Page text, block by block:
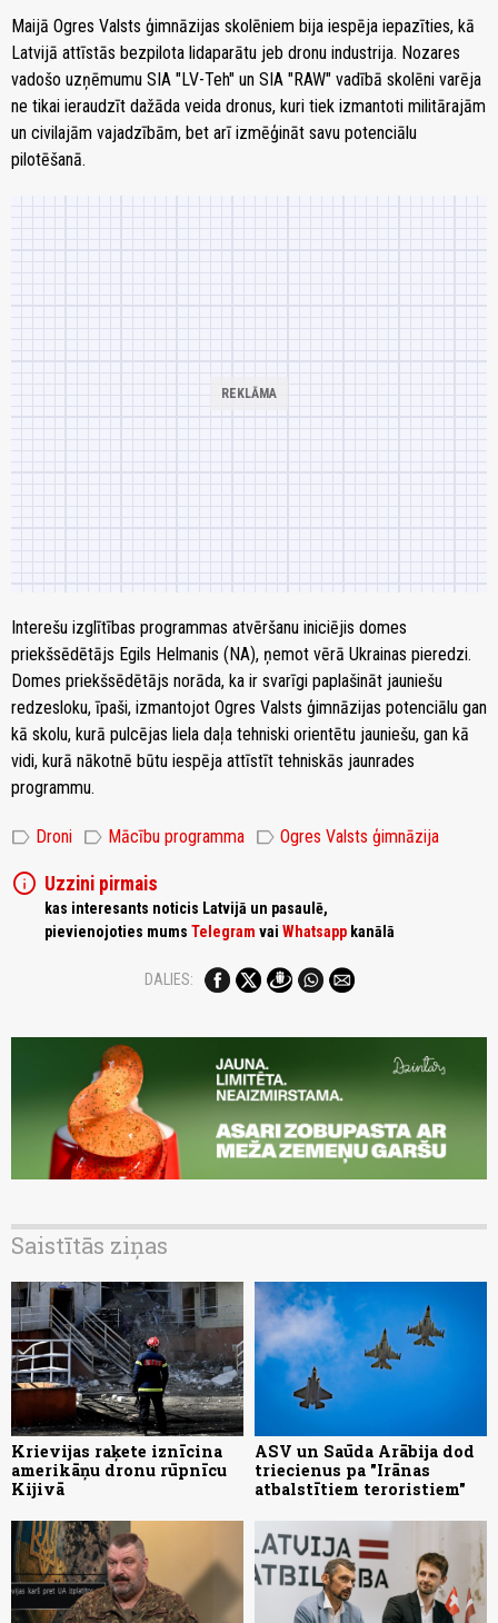
Maijā Ogres Valsts ģimnāzijas skolēniem bija iespēja iepazīties, kā
Latvijā attīstās bezpilota lidaparātu jeb dronu industrija. Nozares
vadošo uzņēmumu SIA "LV-Teh" un SIA "RAW" vadībā skolēni varēja
ne tikai ieraudzīt dažāda veida dronus, kuri tiek izmantoti militārajām
un civilajām vajadzībām, bet arī izmēģināt savu potenciālu
pilotēšanā.
Interešu izglītības programmas atvēršanu iniciējis domes
priekšsēdētājs Egils Helmanis (NA), ņemot vērā Ukrainas pieredzi.
Domes priekšsēdētājs norāda, ka ir svarīgi paplašināt jauniešu
redzesloku, īpaši, izmantojot Ogres Valsts ģimnāzijas potenciālu gan
kā skolu, kurā pulcējas liela daļa tehniski orientētu jauniešu, gan kā
vidi, kurā nākotnē būtu iespēja attīstīt tehniskās jaunrades
programmu.
label Droni label Mācību programma label Ogres Valsts ģimnāzija
info Uzzini pirmais
kas interesants noticis Latvijā un pasaulē,
pievienojoties mums Telegram vai Whatsapp kanālā
DALIES:
Saistītās ziņas
Krievijas raķete iznīcina
amerikāņu dronu rūpnīcu
Kijivā
ASV un Saūda Arābija dod
triecienus pa "Irānas
atbalstītiem teroristiem"